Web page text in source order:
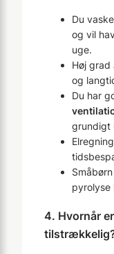
Du
og vil
uge.
Høj
og
Du har
grundigt
4. Hvornår